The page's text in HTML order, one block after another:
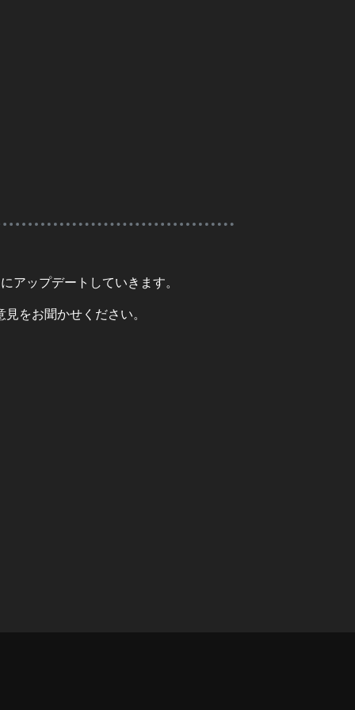
アップデートしていきます。
をお聞かせください。